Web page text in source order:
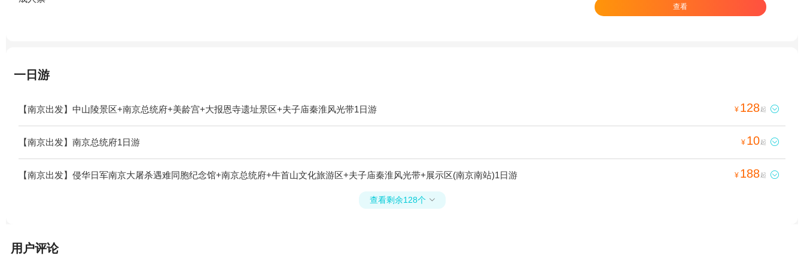
查看
一日游
【南京出发】中山陵景区+南京总统府+美龄宫+大报恩寺遗址景区+夫子庙秦淮风光带1日游 ¥ 128起 
【南京出发】南京总统府1日游 ¥ 10起 
【南京出发】侵华日军南京大屠杀遇难同胞纪念馆+南京总统府+牛首山文化旅游区+夫子庙秦淮风光带+展示区(南京南站)1日游 ¥ 188起 
查看剩余128个 
用户评论